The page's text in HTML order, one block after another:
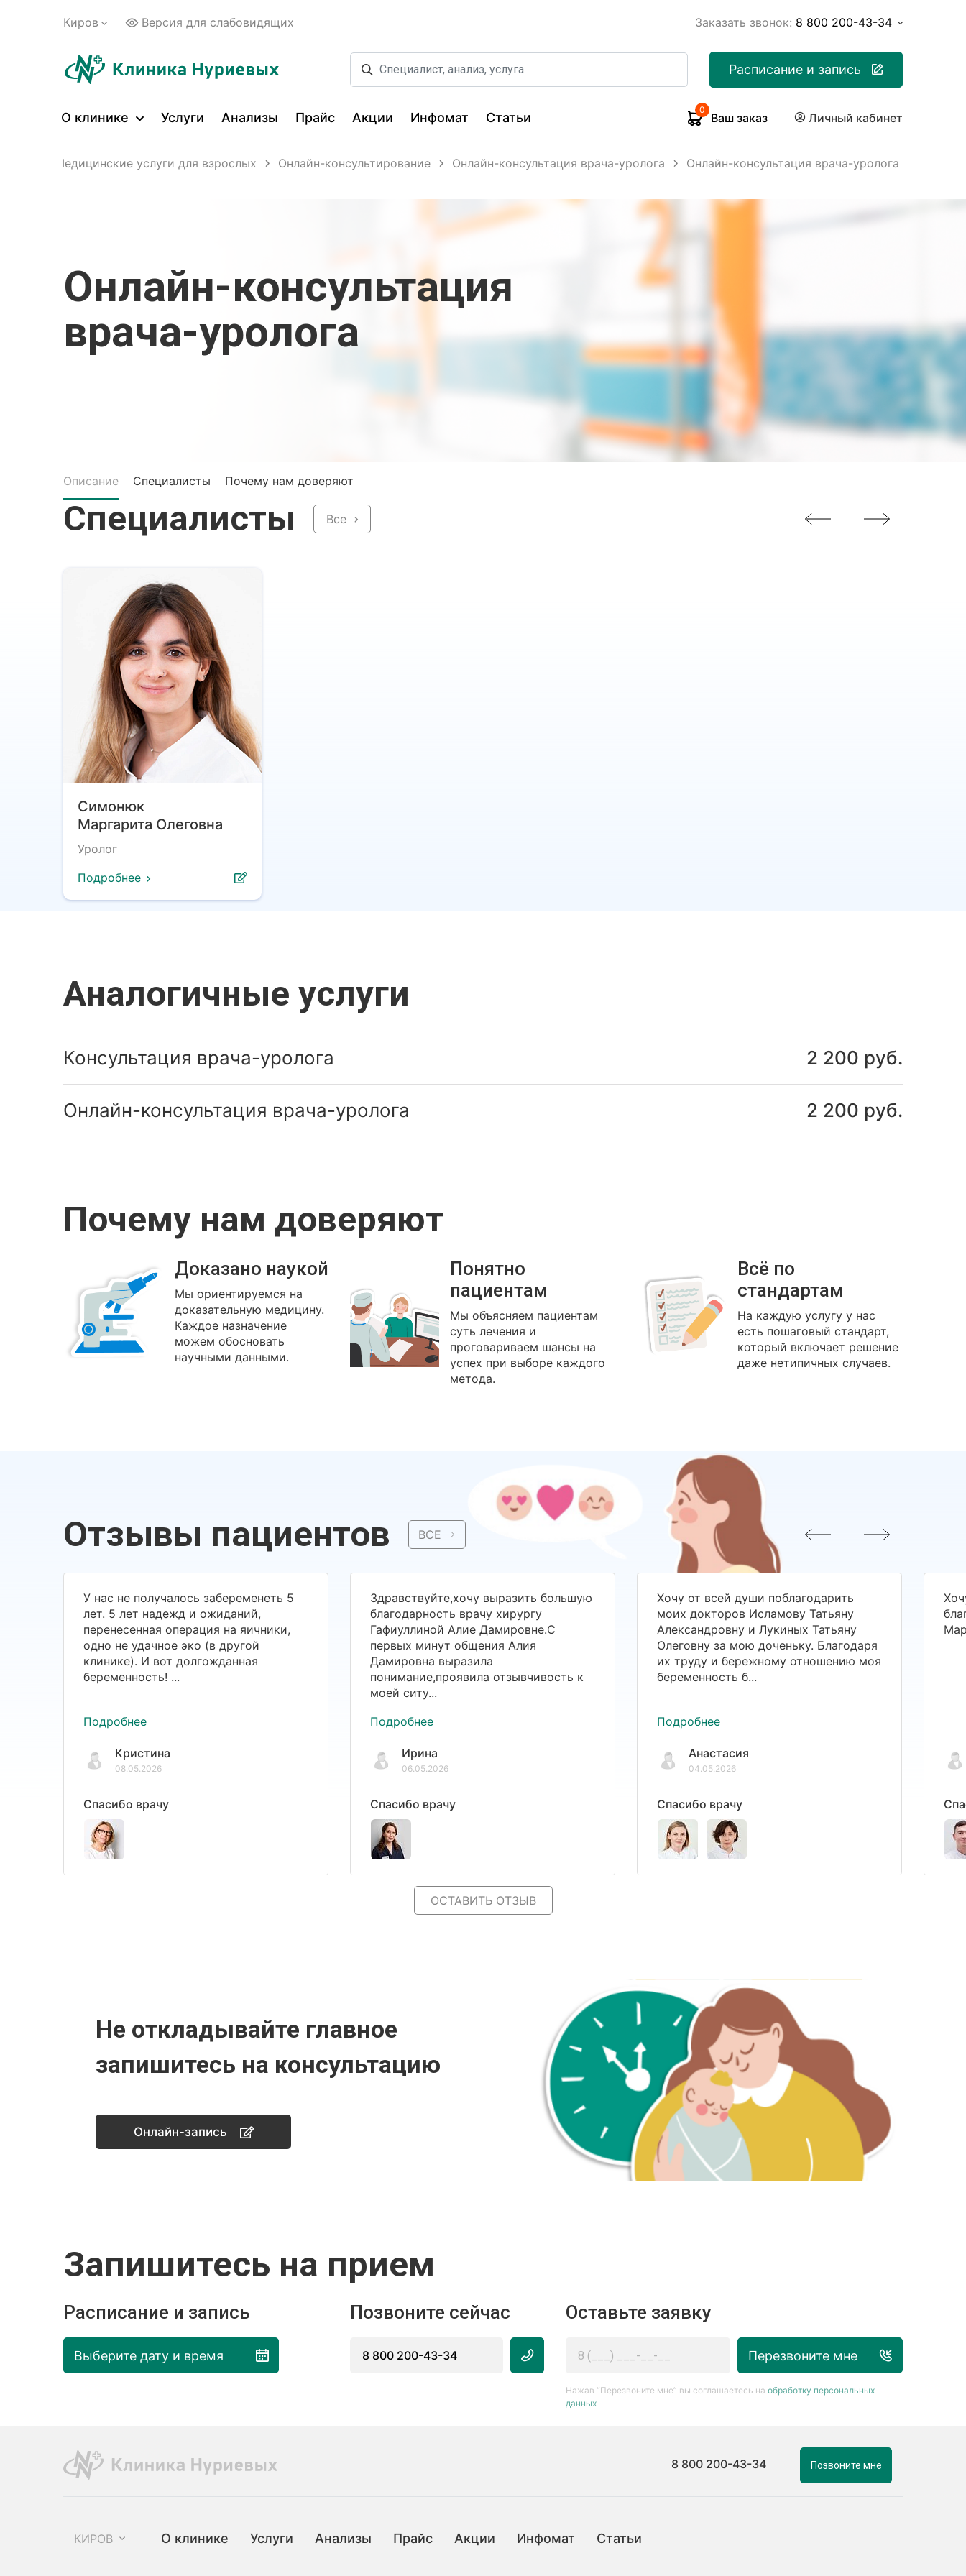
Киров Версия для слабовидящих Заказать звонок: 8 800 200-43-34
Расписание и запись
О клинике Услуги Анализы Прайс Акции Инфомат Статьи
0
Ваш заказ Личный кабинет
Медицинские услуги для взрослых Онлайн-консультирование Онлайн-консультация врача-уролога Онлайн-консультация врача-уролога
Онлайн-консультация
врача-уролога
Описание Специалисты Почему нам доверяют
Специалисты Все
Симонюк
Маргарита Олеговна
Уролог
Подробнее
Аналогичные услуги
Консультация врача-уролога 2 200 руб.
Онлайн-консультация врача-уролога 2 200 руб.
Почему нам доверяют
Доказано наукой
Мы ориентируемся на
доказательную медицину.
Каждое назначение
можем обосновать
научными данными.
Понятно
пациентам
Мы объясняем пациентам
суть лечения и
проговариваем шансы на
успех при выборе каждого
метода.
Всё по
стандартам
На каждую услугу у нас
есть пошаговый стандарт,
который включает решение
даже нетипичных случаев.
Отзывы пациентов ВСЕ
У нас не получалось забеременеть 5
лет. 5 лет надежд и ожиданий,
перенесенная операция на яичники,
одно не удачное эко (в другой
клинике). И вот долгожданная
беременность! ...
Подробнее
Кристина
08.05.2026
Спасибо врачу
Здравствуйте,хочу выразить большую
благодарность врачу хирургу
Гафиуллиной Алие Дамировне.С
первых минут общения Алия
Дамировна выразила
понимание,проявила отзывчивость к
моей ситу...
Подробнее
Ирина
06.05.2026
Спасибо врачу
Хочу от всей души поблагодарить
моих докторов Исламову Татьяну
Александровну и Лукиных Татьяну
Олеговну за мою доченьку. Благодаря
их труду и бережному отношению моя
беременность б...
Подробнее
Анастасия
04.05.2026
Спасибо врачу
ОСТАВИТЬ ОТЗЫВ
Не откладывайте главное
запишитесь на консультацию
Онлайн-запись
Запишитесь на прием
Расписание и запись
Выберите дату и время
Позвоните сейчас
8 800 200-43-34
Оставьте заявку
Перезвоните мне
Нажав “Перезвоните мне” вы соглашаетесь на обработку персональных
данных
8 800 200-43-34 Позвоните мне
КИРОВ О клинике Услуги Анализы Прайс Акции Инфомат Статьи